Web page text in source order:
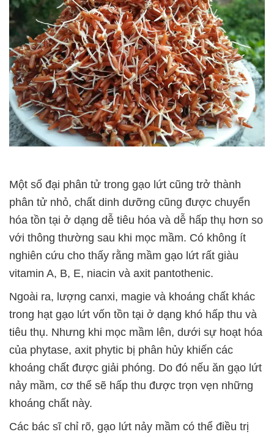
Một số đại phân tử trong gạo lứt cũng trở thành
phân tử nhỏ, chất dinh dưỡng cũng được chuyển
hóa tồn tại ở dạng dễ tiêu hóa và dễ hấp thụ hơn so
với thông thường sau khi mọc mầm. Có không ít
nghiên cứu cho thấy rằng mầm gạo lứt rất giàu
vitamin A, B, E, niacin và axit pantothenic.
Ngoài ra, lượng canxi, magie và khoáng chất khác
trong hạt gạo lứt vốn tồn tại ở dạng khó hấp thu và
tiêu thụ. Nhưng khi mọc mầm lên, dưới sự hoạt hóa
của phytase, axit phytic bị phân hủy khiến các
khoáng chất được giải phóng. Do đó nếu ăn gạo lứt
nảy mầm, cơ thể sẽ hấp thu được trọn vẹn những
khoáng chất này.
Các bác sĩ chỉ rõ, gạo lứt nảy mầm có thể điều trị